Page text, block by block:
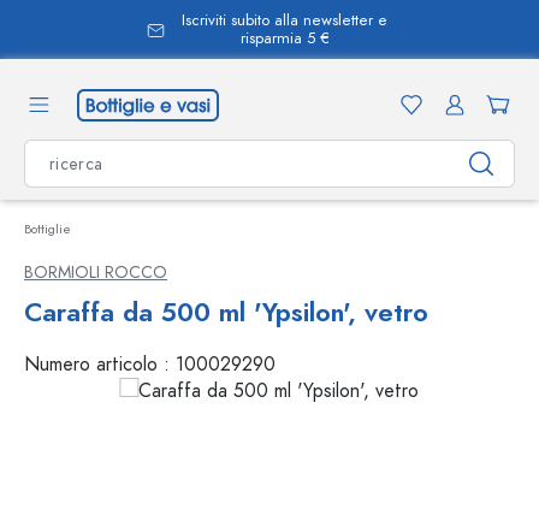
Iscriviti subito alla newsletter e
risparmia 5 €
Bottiglie
BORMIOLI ROCCO
Caraffa da 500 ml 'Ypsilon', vetro
Numero articolo : 100029290